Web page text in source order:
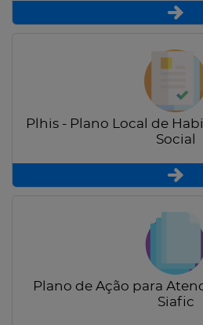
Plhis - Plano Local de
Social
Plano de Ação para
Siafic